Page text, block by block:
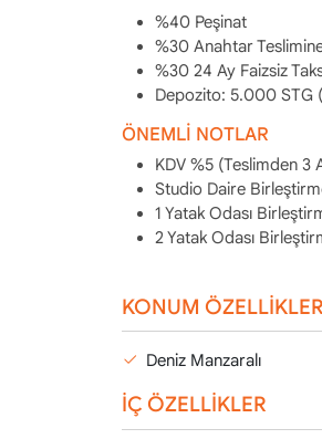
%40 Peşinat
%30 Anahtar
%30 24 Ay Faizsiz
Depozito: 5.000 STG
ÖNEMLİ NOTLAR
KDV %5 (Teslimden 3
Studio Daire
1 Yatak Odası
2 Yatak Odası
KONUM
Deniz Manzaralı
İÇ ÖZELLİKLER